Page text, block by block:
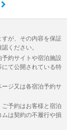
が、その内容を保証
ください。
約サイトや宿泊施設
て公開されている特
ジ又は各宿泊予約サ
予約はお客様と宿泊
は契約の不履行や損